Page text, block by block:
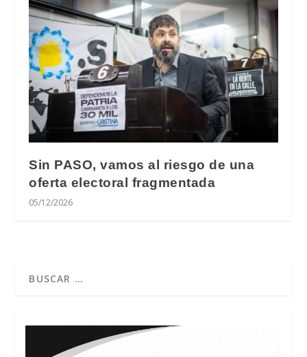
Sin PASO, vamos al riesgo de una
oferta electoral fragmentada
05/12/2026